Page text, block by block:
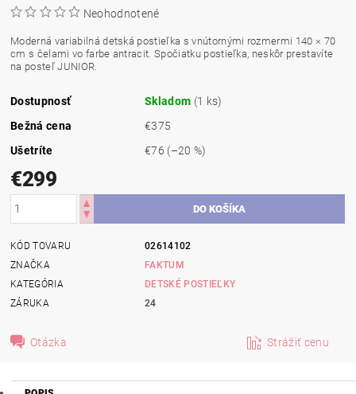
Neohodnotené
Moderná variabilná detská postieľka s vnútornými rozmermi 140 × 70
cm s čelami vo farbe antracit. Spočiatku postieľka, neskôr prestavíte
na posteľ JUNIOR.
Dostupnosť Skladom (1 ks)
Bežná cena
€375
Ušetríte
€76 (–20 %)
€299
KÓD TOVARU
02614102
ZNAČKA
FAKTUM
KATEGÓRIA
DETSKÉ POSTIEĽKY
ZÁRUKA
24
Otázka Strážiť cenu